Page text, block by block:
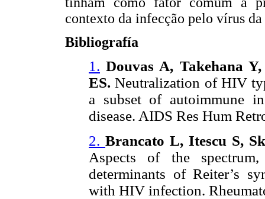
contexto da infecção pelo vírus
Bibliografía
1. Douvas A, Takehana
ES.Neutralization of HIV
a subset of autoimmune
disease. AIDS Res Hum
2. Brancato L, Itescu S,
Aspects of the spectrum,
determinants of Reiter’s
with HIV infection.